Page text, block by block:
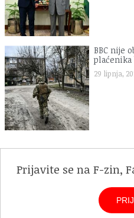
BBC nije
29 lipnja,
Prijavite se na F-zin,